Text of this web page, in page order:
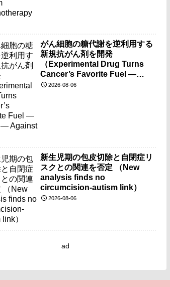
がん細胞の糖代謝を逆利用する
新規抗がん剤を開発
（Experimental Drug Turns
Cancer’s Favorite Fuel —
Sugar — Against It）
2026-08-06
新生児期の包皮切除と自閉症リ
スクとの関連を否定 （New
analysis finds no
circumcision-autism link）
2026-08-06
ad